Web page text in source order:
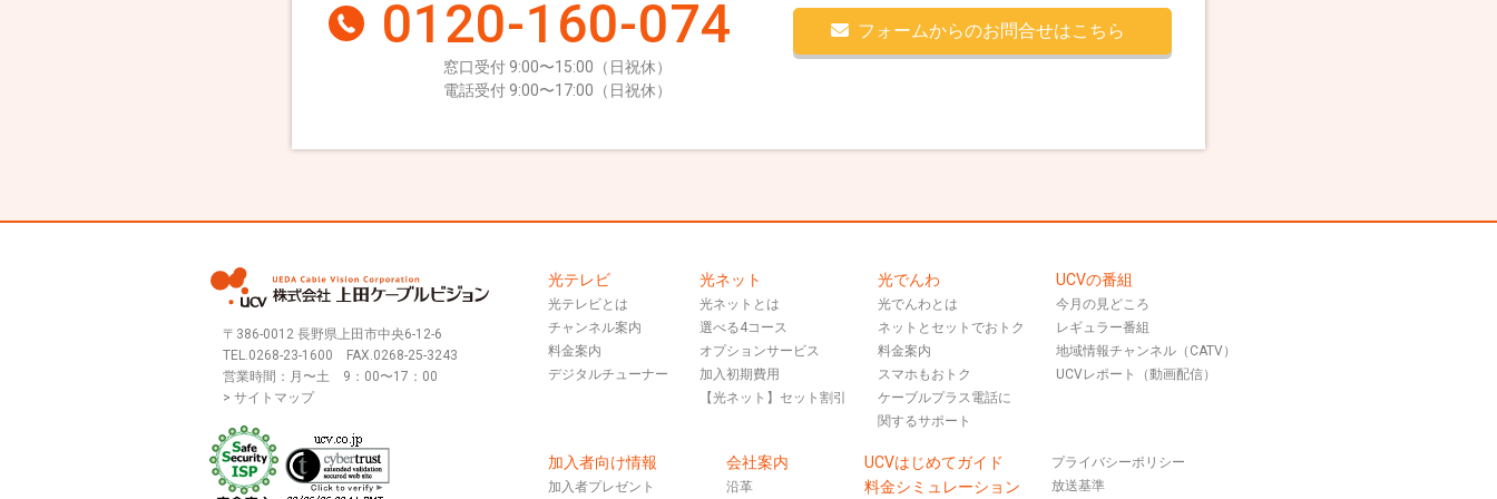
0120-160-074
窓口受付 9:00〜15:00（日祝休）
電話受付 9:00〜17:00（日祝休）
フォームからのお問合せはこちら
〒386-0012 長野県上田市中央6-12-6
TEL.0268-23-1600 FAX.0268-25-3243
営業時間：月〜土 9：00〜17：00
> サイトマップ
光テレビ
光テレビとは
チャンネル案内
料金案内
デジタルチューナー
光ネット
光ネットとは
選べる4コース
オプションサービス
加入初期費用
【光ネット】セット割引
光でんわ
光でんわとは
ネットとセットでおトク
料金案内
スマホもおトク
ケーブルプラス電話に
関するサポート
UCVの番組
今月の見どころ
レギュラー番組
地域情報チャンネル（CATV）
UCVレポート（動画配信）
加入者向け情報
加入者プレゼント
会社案内
沿革
UCVはじめてガイド
料金シミュレーション
プライバシーポリシー
放送基準